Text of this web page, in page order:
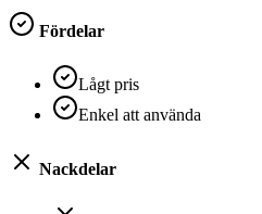
Fördelar
Lågt pris
Enkel att använda
Nackdelar